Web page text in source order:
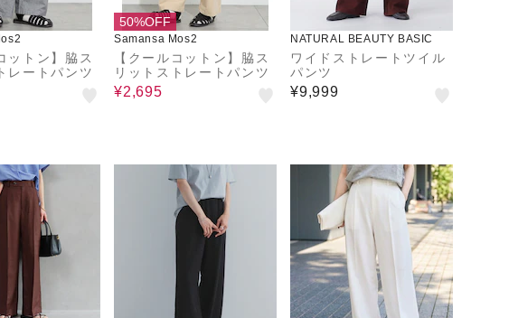
ットン】脇ス
レートパンツ
50%OFF
Samansa Mos2
【クールコットン】脇ス
リットストレートパンツ
¥2,695
NATURAL BEAUTY BASIC
ワイドストレートツイル
パンツ
¥9,999